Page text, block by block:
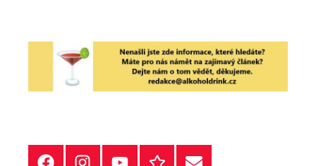
FacebookInstagram
YT Redakční
E-